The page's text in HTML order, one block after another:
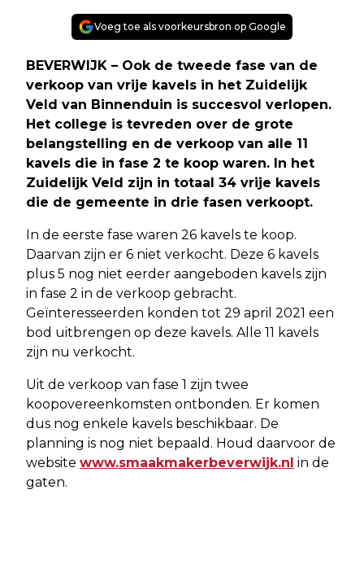
Voeg toe als voorkeursbron op Google
BEVERWIJK – Ook de tweede fase van de
verkoop van vrije kavels in het Zuidelijk
Veld van Binnenduin is succesvol verlopen.
Het college is tevreden over de grote
belangstelling en de verkoop van alle 11
kavels die in fase 2 te koop waren. In het
Zuidelijk Veld zijn in totaal 34 vrije kavels
die de gemeente in drie fasen verkoopt.
In de eerste fase waren 26 kavels te koop.
Daarvan zijn er 6 niet verkocht. Deze 6 kavels
plus 5 nog niet eerder aangeboden kavels zijn
in fase 2 in de verkoop gebracht.
Geïnteresseerden konden tot 29 april 2021 een
bod uitbrengen op deze kavels. Alle 11 kavels
zijn nu verkocht.
Uit de verkoop van fase 1 zijn twee
koopovereenkomsten ontbonden. Er komen
dus nog enkele kavels beschikbaar. De
planning is nog niet bepaald. Houd daarvoor de
website www.smaakmakerbeverwijk.nl in de
gaten.